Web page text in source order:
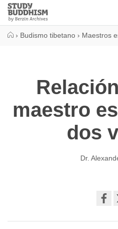
Close
Study
Buddhism
› Budismo tibetano › Maestros
maestro
dos
Dr.
on